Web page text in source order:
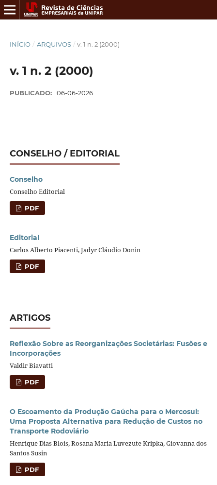
INÍCIO / ARQUIVOS / v. 1 n. 2 (2000)
v. 1 n. 2 (2000)
PUBLICADO: 06-06-2026
CONSELHO / EDITORIAL
Conselho
Conselho Editorial
PDF
Editorial
Carlos Alberto Piacenti, Jadyr Cláudio Donin
PDF
ARTIGOS
Reflexão Sobre as Reorganizações Societárias: Fusões e
Incorporações
Valdir Biavatti
PDF
O Escoamento da Produção Gaúcha para o Mercosul:
Uma Proposta Alternativa para Redução de Custos no
Transporte Rodoviário
Henrique Dias Blois, Rosana Maria Luvezute Kripka, Giovanna dos
Santos Susin
PDF